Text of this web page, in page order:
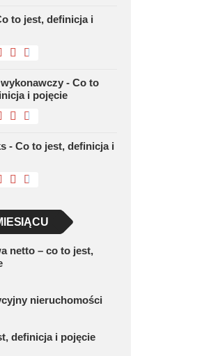
to jest, definicja i
wykonawczy - Co to
i pojęcie
- Co to jest, definicja i
netto – co to jest,
nieruchomości
definicja i pojęcie